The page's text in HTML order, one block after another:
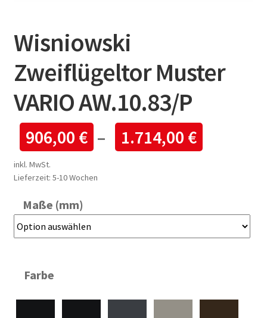
Wisniowski
Zweiflügeltor Muster
VARIO AW.10.83/P
906,00 € – 1.714,00 €
inkl. MwSt.
Lieferzeit: 5-10 Wochen
Maße (mm)
Farbe